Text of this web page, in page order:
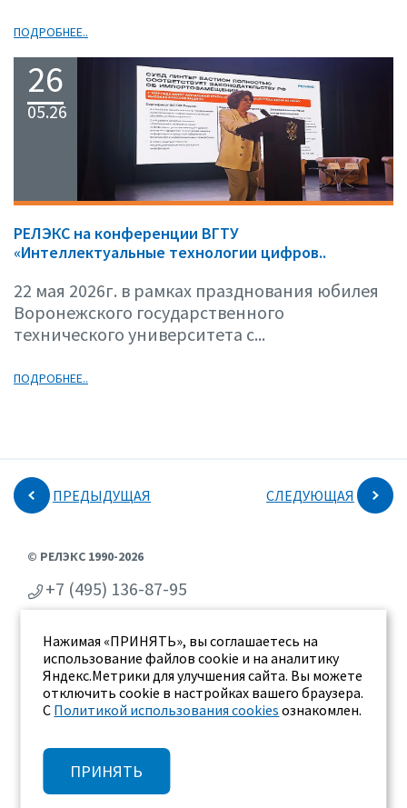
ПОДРОБНЕЕ..
26
05.26
РЕЛЭКС на конференции ВГТУ
«Интеллектуальные технологии цифров..
22 мая 2026г. в рамках празднования юбилея
Воронежского государственного
технического университета с...
ПОДРОБНЕЕ..
ПРЕДЫДУЩАЯ СЛЕДУЮЩАЯ
Нажимая «ПРИНЯТЬ», вы соглашаетесь на
использование файлов cookie и на аналитику
Яндекс.Метрики для улучшения сайта. Вы можете
отключить cookie в настройках вашего браузера.
С Политикой использования cookies ознакомлен.
ПРИНЯТЬ
© РЕЛЭКС 1990-2026
+7 (495) 136-87-95
г. Воронеж, ул. Бахметьева 2Б